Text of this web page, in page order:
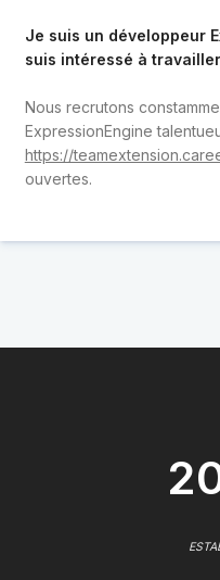
Je suis un développeur
suis intéressé à
Nous recrutons
ExpressionEngine
https://
ouvertes.